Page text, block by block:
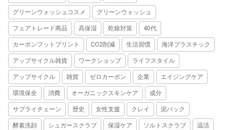
グリーンウォッシュコスメ グリーンウォッシュ
フェアトレード商品 高保湿 乾燥対策 40代
カーボンフットプリント CO2削減 生活習慣 海洋プラスチック
アップサイクル雑貨 ワークショップ ライフスタイル
アップサイクル 雑貨 ゼロカーボン 企業 エイジングケア
環境保全 消費 オーガニックスキンケア 成分
サプライチェーン 歴史 女性支援 クレイ 泥パック
酵素洗顔 シュガースクラブ 保湿ケア ソルトスクラブ 温活